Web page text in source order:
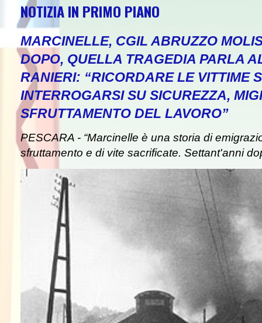
NOTIZIA IN PRIMO PIANO
MARCINELLE, CGIL ABRUZZO
DOPO, QUELLA TRAGEDIA PARLA
RANIERI: “RICORDARE LE VITTIME
INTERROGARSI SU SICUREZZA,
SFRUTTAMENTO DEL LAVORO”
PESCARA - “Marcinelle è una storia di
sfruttamento e di vite sacrificate. Settant'anni